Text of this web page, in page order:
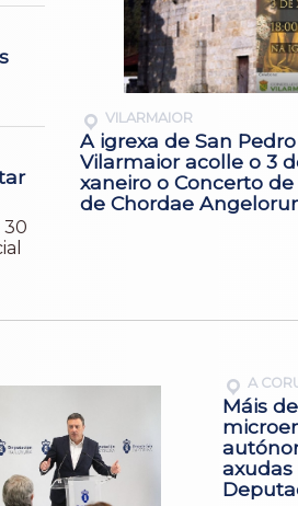
30
VILARMAIOR
A igrexa de San
Vilarmaior acolle o 3
xaneiro o Concerto
de Chordae
A
Máis
axudas